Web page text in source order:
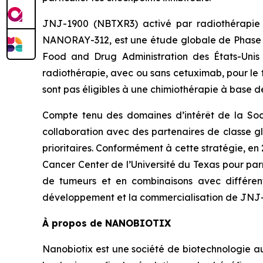
JNJ-1900 (NBTXR3) activé par
NANORAY-312, est une étude globale de
Food and Drug Administration des États-
radiothérapie, avec ou sans cetuximab, pour
sont pas éligibles à une chimiothérapie à base
Compte tenu des domaines d’intérêt de la
collaboration avec des partenaires de classe
prioritaires. Conformément à cette stratégie,
Cancer Center de l’Université du Texas pour
de tumeurs et en combinaisons avec
développement et la commercialisation de
À propos de NANOBIOTIX
Nanobiotix est une société de biotechnologie